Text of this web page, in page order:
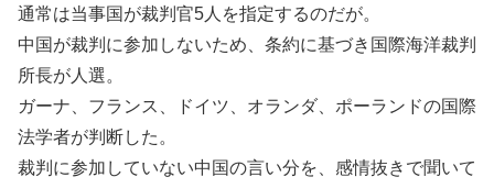
通常は当事国が裁判官5人を指定するのだが。
中国が裁判に参加しないため、条約に基づき国際海洋裁判
所長が人選。
ガーナ、フランス、ドイツ、オランダ、ポーランドの国際
法学者が判断した。
裁判に参加していない中国の言い分を、感情抜きで聞いて